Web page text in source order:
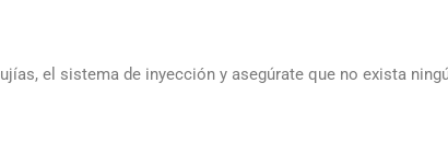
el sistema de inyección y asegúrate que no exista